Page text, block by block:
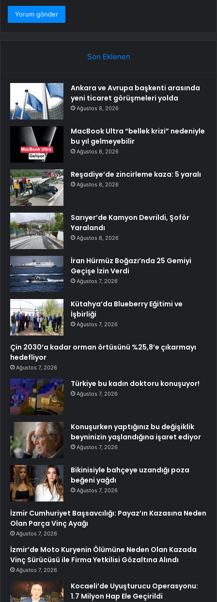
Son Eklenen
Ankara ve Avrupa başkenti arasında
yeni ticaret görüşmeleri yolda
Ağustos 8, 2026
MacBook Ultra “bellek krizi” nedeniyle
bu yıl gelmeyebilir
Ağustos 8, 2026
Reşadiye’de zincirleme kaza: 5 yaralı
Ağustos 8, 2026
Sarıyer’de Kamyon Devrildi, Şoför
Yaralandı
Ağustos 8, 2026
İran Hürmüz Boğazı’nda 25 Gemiyi
Geçişe İzin Verdi
Ağustos 7, 2026
Kütahya’da Blueberry Eğitimi ve
İşbirliği
Ağustos 7, 2026
Çin 2030’a kadar orman örtüsünü %25,8’e çıkarmayı
hedefliyor
Ağustos 7, 2026
Türkiye bu kadın doktoru konuşuyor!
Ağustos 7, 2026
Konuşurken yaptığınız bu değişiklik
beyninizin yaşlandığına işaret ediyor
Ağustos 7, 2026
Bikinisiyle bahçeye uzandığı poza
beğeni yağdı
Ağustos 7, 2026
İzmir Cumhuriyet Başsavcılığı: Payaz’ın Kazasına Neden
Olan Parça Vinç Ayağı
Ağustos 7, 2026
İzmir’de Moto Kuryenin Ölümüne Neden Olan Kazada
Vinç Sürücüsü ile Firma Yetkilisi Gözaltına Alındı
Ağustos 7, 2026
Kocaeli’de Uyuşturucu Operasyonu:
1.7 Milyon Hap Ele Geçirildi